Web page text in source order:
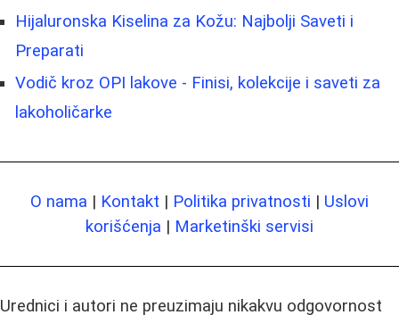
Hijaluronska Kiselina za Kožu: Najbolji Saveti i
Preparati
Vodič kroz OPI lakove - Finisi, kolekcije i saveti za
lakoholičarke
O nama | Kontakt | Politika privatnosti | Uslovi
korišćenja | Marketinški servisi
Urednici i autori ne preuzimaju nikakvu odgovornost